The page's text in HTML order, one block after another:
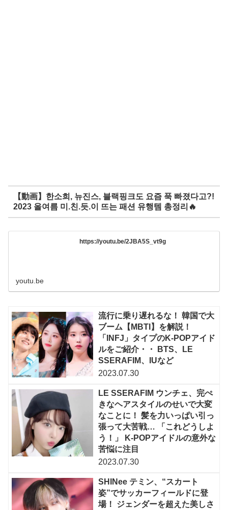
【動画】한소희, 뉴진스, 블랙핑크도 요즘 푹 빠졌다고?!
2023 올여름 미.친.듯.이 뜨는 패션 유행템 총정리🔥
https://youtu.be/2JBA5S_vt9g
youtu.be
流行に乗り遅れるな！ 韓国で大
ブーム【MBTI】を解説！
「INFJ」タイプのK-POPアイド
ルをご紹介・・ BTS、LE
SSERAFIM、IUなど
2023.07.30
LE SSERAFIM ウンチェ、完ぺ
きなヘアスタイルのせいで大変
なことに！ 髪を力いっぱい引っ
張って大苦戦… 「これどうしよ
う！」 K-POPアイドルの意外な
苦悩に注目
2023.07.30
SHINee テミン、“スカート
姿”でサッカーフィールドに登
場！ ジェンダーを超えた美しさ